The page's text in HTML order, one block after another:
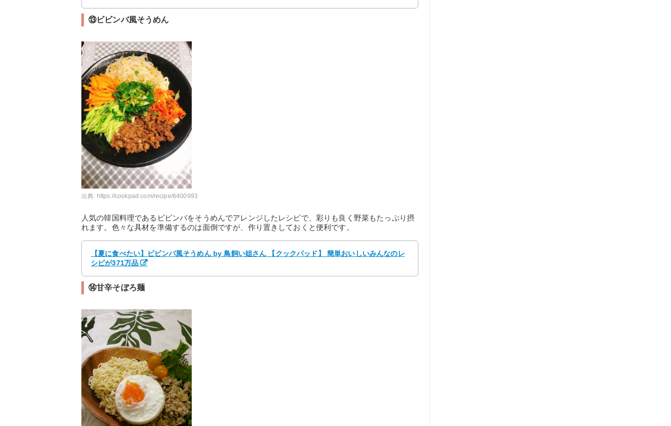
⑬ビビンバ風そうめん
出典: https://cookpad.com/recipe/6400993
人気の韓国料理であるビビンバをそうめんでアレンジしたレシピで、彩りも良く野菜もたっぷり摂
れます。色々な具材を準備するのは面倒ですが、作り置きしておくと便利です。
【夏に食べたい】ビビンバ風そうめん by 鳥飼い姐さん 【クックパッド】 簡単おいしいみんなのレ
シピが371万品
⑭甘辛そぼろ麺